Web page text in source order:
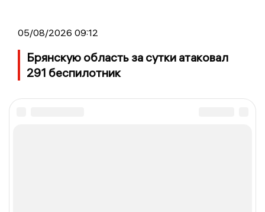
05/08/2026 09:12
Брянскую область за сутки атаковал
291 беспилотник